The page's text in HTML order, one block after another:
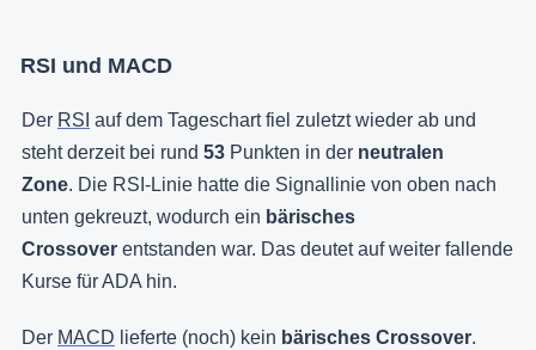
RSI und MACD
Der RSI auf dem Tageschart fiel zuletzt wieder ab und
steht derzeit bei rund 53 Punkten in der neutralen
Zone. Die RSI-Linie hatte die Signallinie von oben nach
unten gekreuzt, wodurch ein bärisches
Crossover entstanden war. Das deutet auf weiter fallende
Kurse für ADA hin.
Der MACD lieferte (noch) kein bärisches Crossover.